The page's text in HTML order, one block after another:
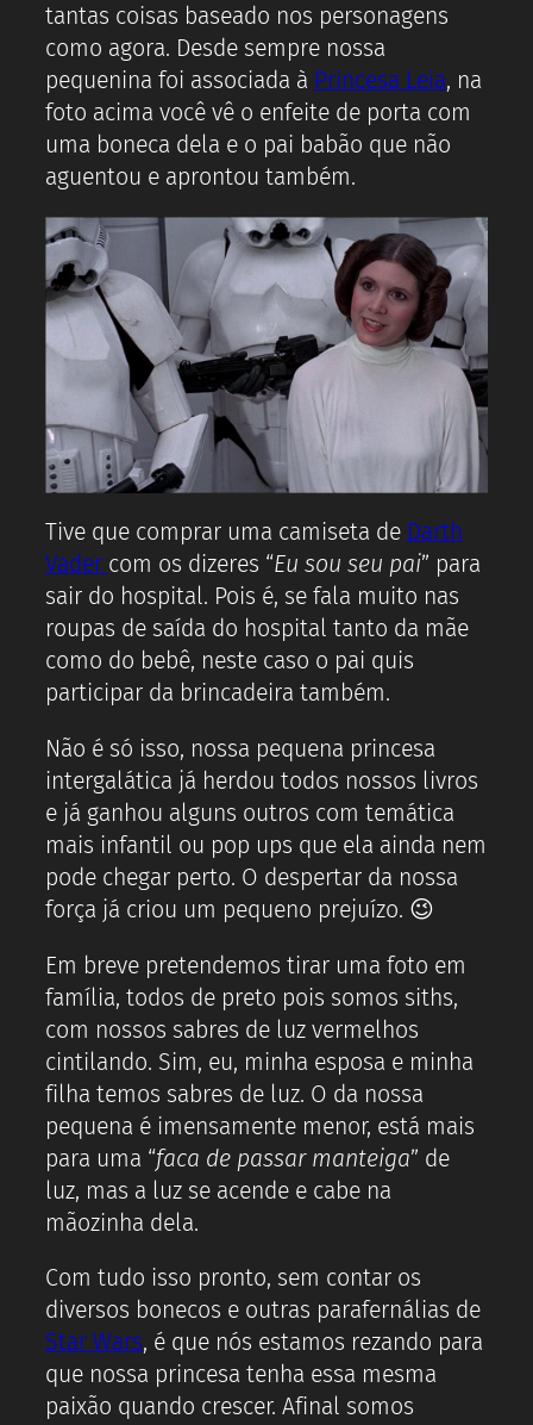
tantas coisas baseado nos personagens
como agora. Desde sempre nossa
pequenina foi associada à Princesa Leia, na
foto acima você vê o enfeite de porta com
uma boneca dela e o pai babão que não
aguentou e aprontou também.
Tive que comprar uma camiseta de Darth
Vader com os dizeres “Eu sou seu pai” para
sair do hospital. Pois é, se fala muito nas
roupas de saída do hospital tanto da mãe
como do bebê, neste caso o pai quis
participar da brincadeira também.
Não é só isso, nossa pequena princesa
intergalática já herdou todos nossos livros
e já ganhou alguns outros com temática
mais infantil ou pop ups que ela ainda nem
pode chegar perto. O despertar da nossa
força já criou um pequeno prejuízo. 😉
Em breve pretendemos tirar uma foto em
família, todos de preto pois somos siths,
com nossos sabres de luz vermelhos
cintilando. Sim, eu, minha esposa e minha
filha temos sabres de luz. O da nossa
pequena é imensamente menor, está mais
para uma “faca de passar manteiga” de
luz, mas a luz se acende e cabe na
mãozinha dela.
Com tudo isso pronto, sem contar os
diversos bonecos e outras parafernálias de
Star Wars, é que nós estamos rezando para
que nossa princesa tenha essa mesma
paixão quando crescer. Afinal somos